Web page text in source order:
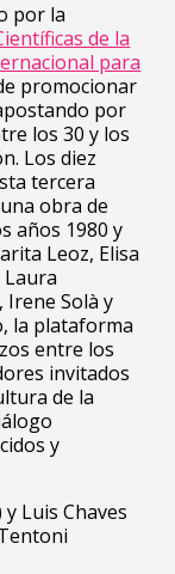
por la
de la
para
promocionar
por
los 30 y los
Los diez
tercera
obra de
años 1980 y
Leoz, Elisa
Irene Solà y
la plataforma
entre los
invitados
de la
y
Luis Chaves